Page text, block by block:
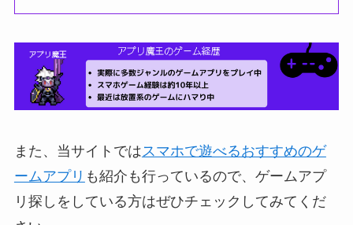
また、当サイトでは スマホで遊べるおすすめのゲ
ームアプリ も紹介も行っているので、ゲームアプ
リ探しをしている方はぜひチェックしてみてくだ